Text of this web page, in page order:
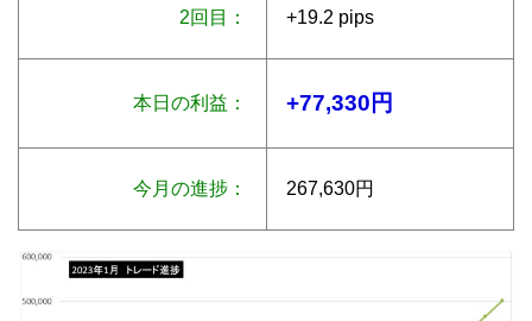
2回目：
+19.2 pips
本日の利益： +77,330円
今月の進捗： 267,630円